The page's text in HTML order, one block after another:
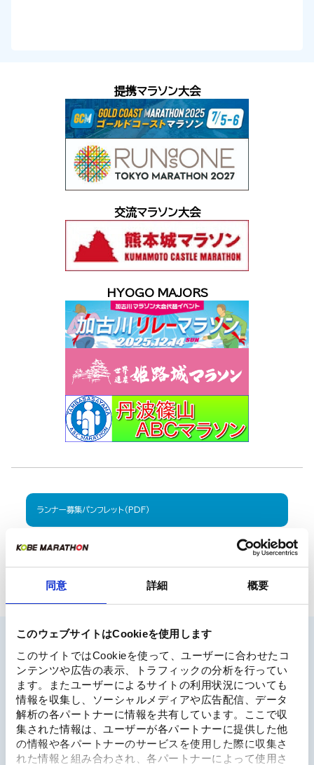
同意 詳細 概要
このウェブサイトはCookieを使用します
このサイトではCookieを使って、ユーザーに合わせたコ
ンテンツや広告の表示、トラフィックの分析を行ってい
ます。またユーザーによるサイトの利用状況についても
情報を収集し、ソーシャルメディアや広告配信、データ
解析の各パートナーに情報を共有しています。ここで収
集された情報は、ユーザーが各パートナーに提供した他
の情報や各パートナーのサービスを使用した際に収集さ
れた情報と組み合わされ、各パートナーによって使用さ
提携マラソン大会
交流マラソン大会
HYOGO MAJORS
ランナー募集パンフレット（PDF）
ボランティア募集パンフレット（PDF）
ご希望の方への郵送は行っていません。
インターネットからダウンロードしてください。
Special Sponsor